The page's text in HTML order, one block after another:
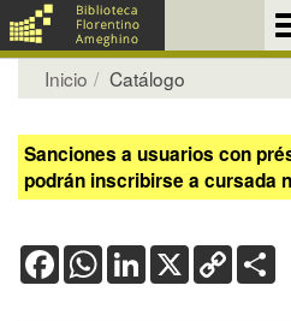
Inicio Catálogo
Sanciones a usuarios con
podrán inscribirse a cursada
FacebookWhatsApp
LinkedIn
X Copy
Link